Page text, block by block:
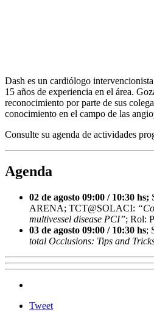
Dash es un cardiólogo
15 años de experiencia en el área.
reconocimiento por parte de sus
conocimiento en el campo de las
Consulte su agenda de actividades
Agenda
02 de agosto 09:00 / 10:30 hs;
ARENA; TCT@SOLACI:
multivessel disease PCI”; Rol:
03 de agosto 09:00 / 10:30 hs;
total Occlusions: Tips and
Tweet